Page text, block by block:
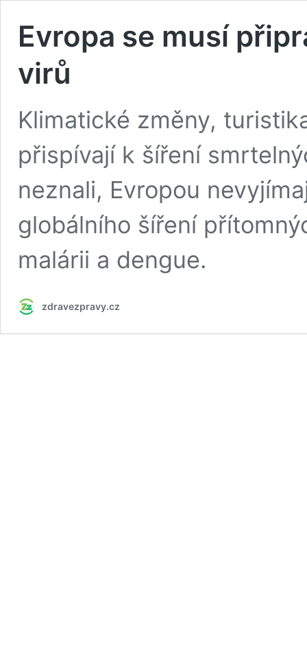
Evropa se musí
virů
Klimatické změny,
přispívají k šíření
neznali, Evropou
globálního šíření
malárii a dengue.
zdravezpravy.cz